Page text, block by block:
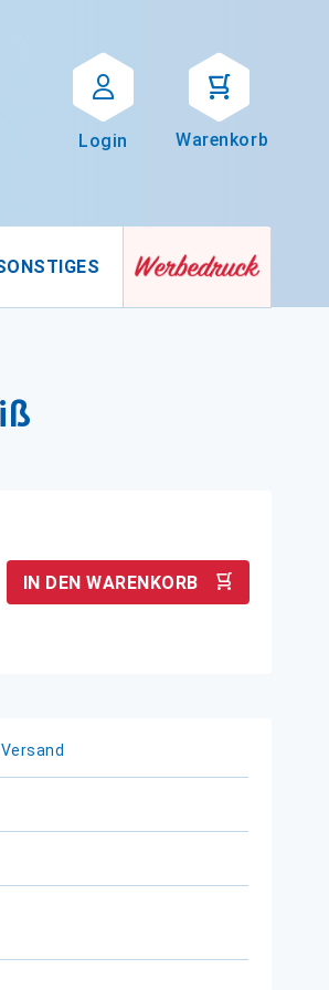
Login Warenkorb
IN DEN WARENKORB
Versand